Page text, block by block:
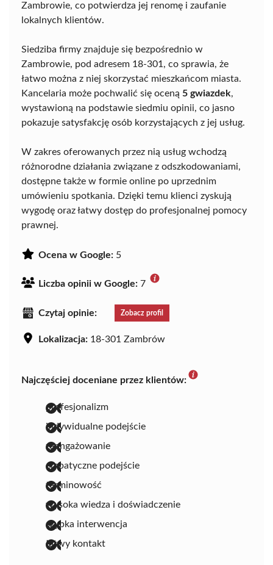
Zambrowie, co potwierdza jej renomę i zaufanie
lokalnych klientów.
Siedziba firmy znajduje się bezpośrednio w
Zambrowie, pod adresem 18-301, co sprawia, że
łatwo można z niej skorzystać mieszkańcom miasta.
Kancelaria może pochwalić się oceną 5 gwiazdek,
wystawioną na podstawie siedmiu opinii, co jasno
pokazuje satysfakcję osób korzystających z jej usług.
W zakres oferowanych przez nią usług wchodzą
różnorodne działania związane z odszkodowaniami,
dostępne także w formie online po uprzednim
umówieniu spotkania. Dzięki temu klienci zyskują
wygodę oraz łatwy dostęp do profesjonalnej pomocy
prawnej.
Ocena w Google: 5
Liczba opinii w Google: 7
Czytaj opinie: Zobacz profil
Lokalizacja: 18-301 Zambrów
Najczęściej doceniane przez klientów:
profesjonalizm
indywidualne podejście
zaangażowanie
empatyczne podejście
terminowość
wysoka wiedza i doświadczenie
szybka interwencja
łatwy kontakt